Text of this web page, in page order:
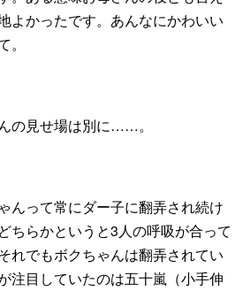
よかったです。あんなにかわいい
の見せ場は別に……。
んって常にダー子に翻弄され続け
ちらかというと3人の呼吸が合って
れでもボクちゃんは翻弄されてい
注目していたのは五十嵐（小手伸